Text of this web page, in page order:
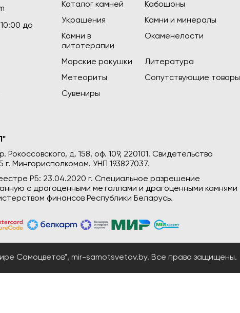
до
Каталог камней
Кабошоны
Украшения
Камни и минералы
Камни в
литотерапии
Окаменелости
Морские ракушки
Литература
Метеориты
Сопутствующие товары
Сувениры
Рокоссовского, д. 158, оф. 109, 220101. Свидетельство
Мингорисполкомом. УНП 193827037.
РБ: 23.04.2020 г. Специальное разрешение
с драгоценными металлами и драгоценными камнями
финансов Республики Беларусь.
Самоцветов", mir-samotsvetov.by. Все права защищены.